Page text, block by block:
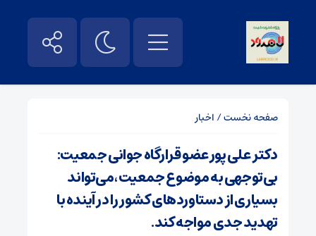
صفحه نخست/ اخبار
دکتر علی پور عضو قرارگاه جوانی جمعیت:
بی‌توجهی به موضوع جمعیت ،می‌تواند
بسیاری از دستاوردهای کشور را در آینده با
تهدید جدی مواجه کند.